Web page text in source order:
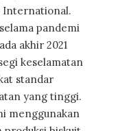
International.
pandemi
akhir 2021
keselamatan
standar
yang tinggi.
menggunakan